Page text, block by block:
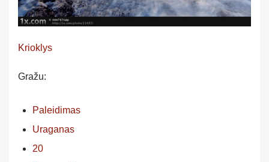
Krioklys
Gražu:
Paleidimas
Uraganas
20